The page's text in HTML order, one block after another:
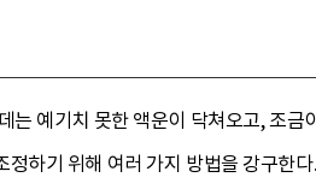
는 예기치 못한 액운이 닥쳐오고, 조
정하기 위해 여러 가지 방법을 강구한다.